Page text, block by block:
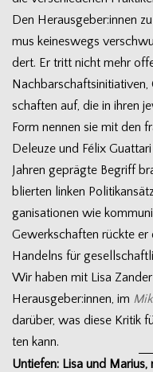
Den Herausgeber:innen
mus kei­nes­wegs
dert. Er tritt nicht mehr
schaf­ten auf, die in ihren
Form nen­nen sie mit den
Deleuze und Félix
Jah­ren geprägte Begriff
blier­ten lin­ken
ga­ni­sa­tio­nen wie
Gewerk­schaf­ten rückte
Han­delns für
Wir haben mit Lisa
Herausgeber:innen, im
dar­über, was diese Kri­tik
ten kann.
Untie­fen: Lisa und